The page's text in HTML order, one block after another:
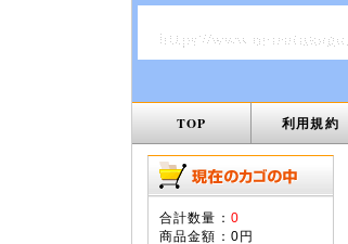
TOP 利用規約
合計数量： 0
商品金額： 0円